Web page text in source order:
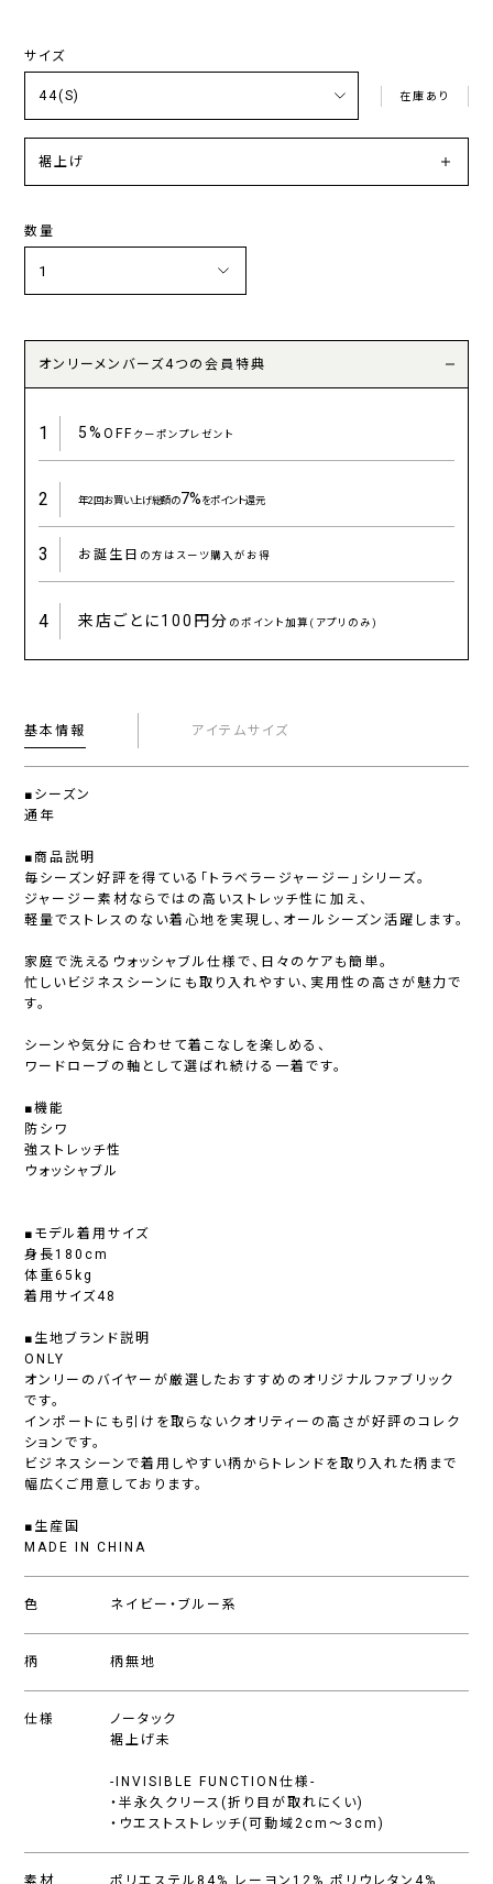
サイズ
在庫あり
裾上げ
数量
オンリーメンバーズ4つの会員特典
1 5%OFFクーポンプレゼント
2 年2回お買い上げ総額の7%をポイント還元
3 お誕生日 の方はスーツ購入がお得
4 来店ごとに100円分 のポイント加算(アプリのみ)
基本情報 アイテムサイズ
■シーズン
通年
■商品説明
毎シーズン好評を得ている「トラベラージャージー」シリーズ。
ジャージー素材ならではの高いストレッチ性に加え、
軽量でストレスのない着心地を実現し、オールシーズン活躍します。
家庭で洗えるウォッシャブル仕様で、日々のケアも簡単。
忙しいビジネスシーンにも取り入れやすい、実用性の高さが魅力で
す。
シーンや気分に合わせて着こなしを楽しめる、
ワードローブの軸として選ばれ続ける一着です。
■機能
防シワ
強ストレッチ性
ウォッシャブル
■モデル着用サイズ
身長180cm
体重65kg
着用サイズ48
■生地ブランド説明
ONLY
オンリーのバイヤーが厳選したおすすめのオリジナルファブリック
です。
インポートにも引けを取らないクオリティーの高さが好評のコレク
ションです。
ビジネスシーンで着用しやすい柄からトレンドを取り入れた柄まで
幅広くご用意しております。
■生産国
MADE IN CHINA
色 ネイビー・ブルー系
柄 柄無地
仕様
ノータック
裾上げ未
-INVISIBLE FUNCTION仕様-
・半永久クリース(折り目が取れにくい)
・ウエストストレッチ(可動域2cm〜3cm)